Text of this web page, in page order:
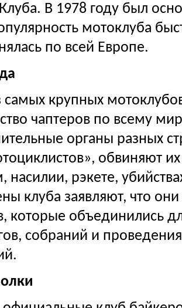
В 1978 году был
мотоклуба
по всей Европе.
самых крупных
чаптеров по всему
органы разных
обвиняют
насилии, рэкете,
клуба заявляют, что
которые объединились
собраний и